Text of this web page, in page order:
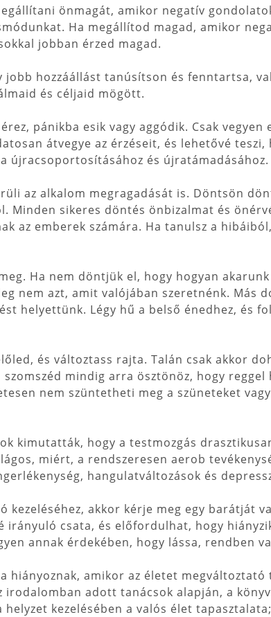
önmagát, amikor negatív
Ha megállítod magad, amikor
jobban érzed magad.
jobb hozzáállást tanúsítson és fenntartsa,
és céljaid mögött.
pánikba esik vagy aggódik. Csak vegyen
átvegye az érzéseit, és lehetővé teszi,
újracsoportosításához és újratámadásához.
az alkalom megragadását is. Döntsön
Minden sikeres döntés önbizalmat és
az emberek számára. Ha tanulsz a
Ha nem döntjük el, hogy hogyan
nem azt, amit valójában szeretnénk. Más
helyettünk. Légy hű a belső énedhez, és
és változtass rajta. Talán csak akkor
mindig arra ösztönöz, hogy
nem szüntetheti meg a szüneteket
kimutatták, hogy a testmozgás
miért, a rendszeresen aerob
hangulatváltozások és
kezeléséhez, akkor kérje meg egy barátját
irányuló csata, és előfordulhat, hogy
annak érdekében, hogy lássa, rendben
hiányoznak, amikor az életet megváltoztató
adott tanácsok alapján, a könyv
kezelésében a valós élet